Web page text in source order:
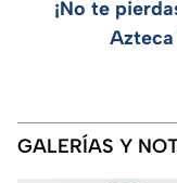
¡No te
Azteca
GALERÍAS Y